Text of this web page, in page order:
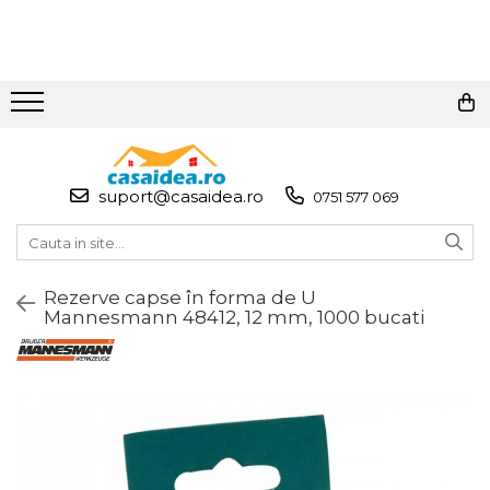
Adeziv Instant & Super Glue
Epoxidic
Banda Adeziva
Pasta de Lipit Universala
Suruburi
Articole Pentru Casa
suport@casaidea.ro 0751 577 069
Rezerve capse în forma de U
Mannesmann 48412, 12 mm, 1000 bucati